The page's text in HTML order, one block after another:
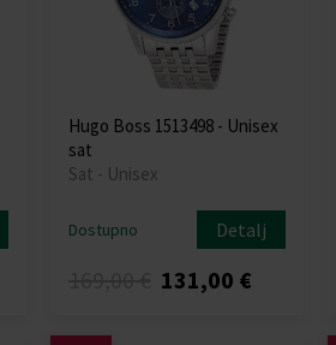
Hugo Boss 1513498 - Unisex
sat
Sat - Unisex
Dostupno Detalj
131,00 €